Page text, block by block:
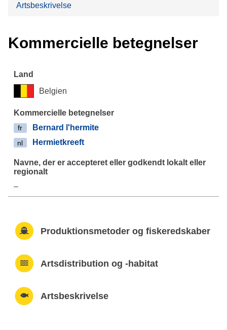
Artsbeskrivelse
Kommercielle betegnelser
Belgien
fr Bernard l'hermite
nl Hermietkreeft
–
Produktionsmetoder og fiskeredskaber
Artsdistribution og -habitat
Artsbeskrivelse